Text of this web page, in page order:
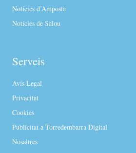
Notícies d’Amposta
Notícies de Salou
Serveis
Avís Legal
Privacitat
Cookies
Publicitat a Torredembarra Digital
Nosaltres